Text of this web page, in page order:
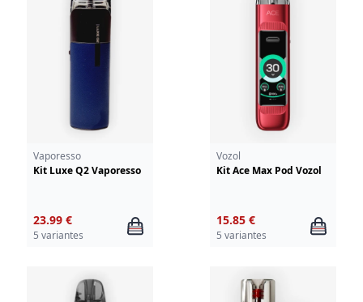
Vaporesso
Kit Luxe Q2 Vaporesso
23.99 €
5 variantes
Vozol
Kit Ace Max Pod Vozol
15.85 €
5 variantes